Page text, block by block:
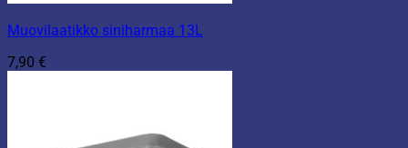
Muovilaatikko siniharmaa 13L
7,90 €